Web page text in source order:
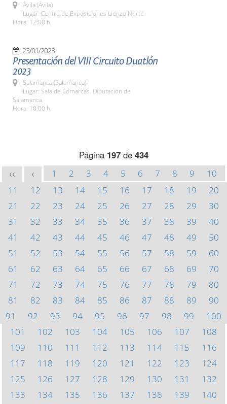
Ávila (Ávila)
Lugar: Centro de Exposiciones Lienzo Norte
Hora: 12:00 h.
23/01/2023
Presentación del VIII Circuito Duatlón
2023
Salamanca (Salamanca)
Lugar: Sala de Comarcas. Diputación de
Salamanca
Hora: 10:00 h.
Página 197de 434
<< < 1 2 3 4 5 6 7 8 9
10
11
12 13 14 15 16 17 18 19
20
21
22 23 24 25 26 27 28 29
30
31
32 33 34 35 36 37 38 39
40
41
42 43 44 45 46 47 48 49
50
51
52 53 54 55 56 57 58 59
60
61
62 63 64 65 66 67 68 69
70
71
72 73 74 75 76 77 78 79
80
81
82 83 84 85 86 87 88 89
90
91
92 93 94 95 96 97 98 99
100
101
102 103 104 105 106 107
108
109
110 111 112 113 114 115
116
117
118 119 120 121 122 123
124
125
126 127 128 129 130 131
132
133
134 135 136 137 138 139
140